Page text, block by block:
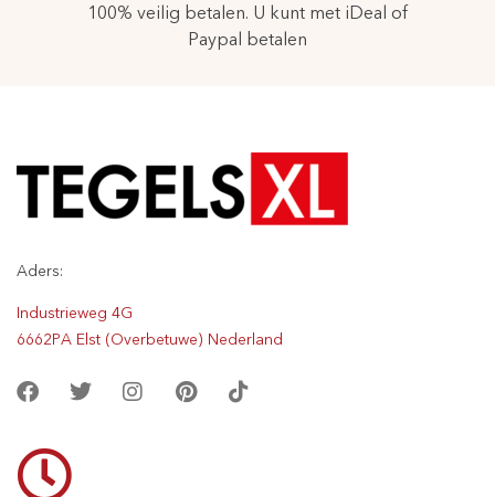
100% veilig betalen. U kunt met iDeal of
Paypal betalen
Aders:
Industrieweg 4G
6662PA Elst (Overbetuwe) Nederland